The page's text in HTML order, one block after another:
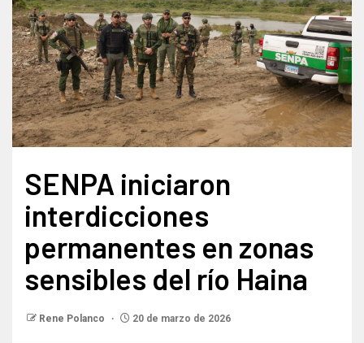
SENPA iniciaron
interdicciones
permanentes en zonas
sensibles del río Haina
Rene Polanco 20 de marzo de 2026